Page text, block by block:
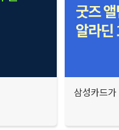
삼성카드